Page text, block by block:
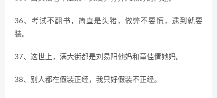
36、考试不翻书，简直是头猪，做弊不要慌，逮到就要
装。
37、这世上，满大街都是刘易阳他妈和童佳倩她妈。
38、别人都在假装正经，我只好假装不正经。